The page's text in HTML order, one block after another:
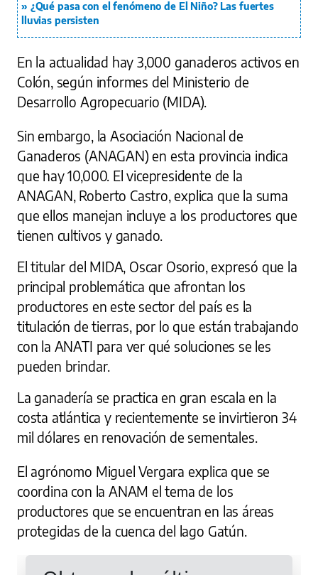
¿Qué pasa con el fenómeno de El Niño? Las fuertes
lluvias persisten
En la actualidad hay 3,000 ganaderos activos en
Colón, según informes del Ministerio de
Desarrollo Agropecuario (MIDA).
Sin embargo, la Asociación Nacional de
Ganaderos (ANAGAN) en esta provincia indica
que hay 10,000. El vicepresidente de la
ANAGAN, Roberto Castro, explica que la suma
que ellos manejan incluye a los productores que
tienen cultivos y ganado.
El titular del MIDA, Oscar Osorio, expresó que la
principal problemática que afrontan los
productores en este sector del país es la
titulación de tierras, por lo que están trabajando
con la ANATI para ver qué soluciones se les
pueden brindar.
La ganadería se practica en gran escala en la
costa atlántica y recientemente se invirtieron 34
mil dólares en renovación de sementales.
El agrónomo Miguel Vergara explica que se
coordina con la ANAM el tema de los
productores que se encuentran en las áreas
protegidas de la cuenca del lago Gatún.